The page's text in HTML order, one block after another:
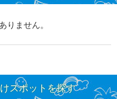
りません。
スポットを探す